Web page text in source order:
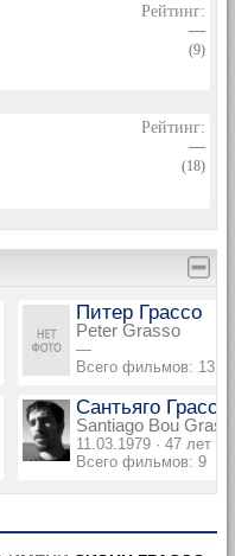
Рейтинг:
—
(9)
Рейтинг:
—
(18)
Питер Грассо
Peter Grasso
—
Всего фильмов: 13
Сантьяго Грассо
Santiago Bou
11.03.1979 · 47 лет
Всего фильмов: 9